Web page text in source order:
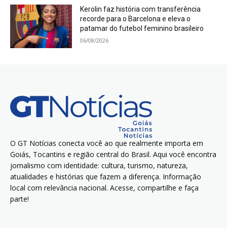
Kerolin faz história com transferência
recorde para o Barcelona e eleva o
patamar do futebol feminino brasileiro
06/08/2026
O GT Notícias conecta você ao que realmente importa em
Goiás, Tocantins e região central do Brasil. Aqui você encontra
jornalismo com identidade: cultura, turismo, natureza,
atualidades e histórias que fazem a diferença. Informação
local com relevância nacional. Acesse, compartilhe e faça
parte!